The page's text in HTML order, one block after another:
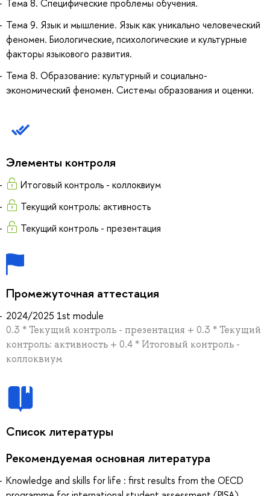
Тема 8. Специфические проблемы обучения.
Тема 9. Язык и мышление. Язык как уникально человеческий
феномен. Биологические, психологические и культурные
факторы языкового развития.
Тема 8. Образование: культурный и социально-
экономический феномен. Системы образования и оценки.
Элементы контроля
Итоговый контроль - коллоквиум
Текущий контроль: активность
Текущий контроль - презентация
Промежуточная аттестация
2024/2025 1st module
0.3 * Текущий контроль - презентация + 0.3 * Текущий
контроль: активность + 0.4 * Итоговый контроль -
коллоквиум
Список литературы
Рекомендуемая основная литература
Knowledge and skills for life : first results from the OECD